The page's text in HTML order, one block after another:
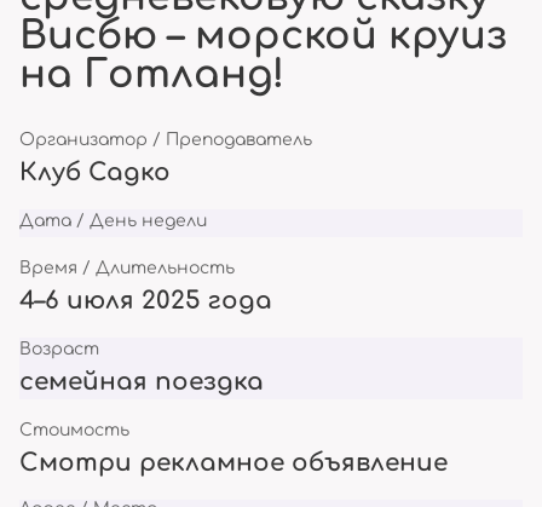
Висбю – морской круиз
на Готланд!
Организатор / Преподаватель
Клуб Садко
Дата / День недели
Время / Длительность
4–6 июля 2025 года
Возраст
семейная поездка
Стоимость
Смотри рекламное объявление